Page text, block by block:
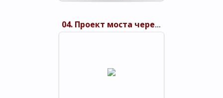
04. Проект моста через Керченский пролив 1949 г.